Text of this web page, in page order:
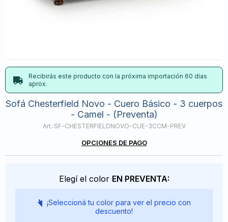
Recibirás este producto con la próxima importación 60 días
aprox.
Sofá Chesterfield Novo - Cuero Básico - 3 cuerpos
- Camel - (Preventa)
SF-CHESTERFIELDNOVO-CUE-3CCM-PREV
OPCIONES DE PAGO
Elegí el color EN PREVENTA:
¡Seleccioná tu color para ver el precio con
descuento!